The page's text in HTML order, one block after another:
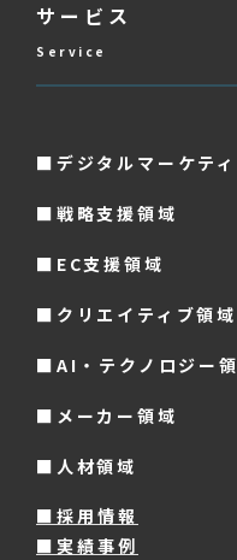
サービス
Service
■デジタルマーケテ
■戦略支援領域
■EC支援領域
■クリエイティブ領域
■AI・テクノロジー
■メーカー領域
■人材領域
■採用情報
■実績事例